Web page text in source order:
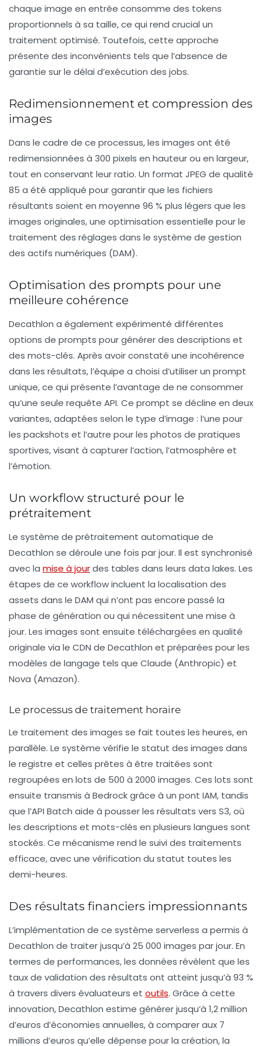
chaque image en entrée consomme des tokens
proportionnels à sa taille, ce qui rend crucial un
traitement optimisé. Toutefois, cette approche
présente des inconvénients tels que l’absence de
garantie sur le délai d’exécution des jobs.
Redimensionnement et compression des
images
Dans le cadre de ce processus, les images ont été
redimensionnées à 300 pixels en hauteur ou en largeur,
tout en conservant leurratio. Un format JPEG de qualité
85 a été appliqué pour garantir que les fichiers
résultants soient en moyenne 96 % plus légers que les
images originales, une optimisation essentielle pour le
traitement des réglages dans le système de gestion
des actifs numériques (DAM).
Optimisation des prompts pour une
meilleure cohérence
Decathlon a également expérimenté différentes
options de prompts pour générer des descriptions et
des mots-clés. Après avoir constaté une incohérence
dans les résultats, l’équipe a choisi d’utiliser un prompt
unique, ce qui présente l’avantage de ne consommer
qu’une seule requête API. Ce prompt se décline en deux
variantes, adaptées selon le type d’image : l’une pour
les packshots et l’autre pour les photos de pratiques
sportives, visant à capturer l’action, l’atmosphère et
l’émotion.
Un workflow structuré pour le
prétraitement
Le système de prétraitement automatique de
Decathlon se déroule une fois par jour. Il est synchronisé
avec la mise à jourdes tables dans leurs data lakes. Les
étapes de ce workflow incluent la localisation des
assets dans le DAM qui n’ont pas encore passé la
phase de génération ou qui nécessitent une mise à
jour. Les images sont ensuite téléchargées en qualité
originale via le CDN de Decathlon et préparées pour les
modèles de langage tels que Claude (Anthropic) et
Nova (Amazon).
Le processus de traitement horaire
Le traitement des images se fait toutes les heures, en
parallèle. Le système vérifie le statut des images dans
le registre et celles prêtes à être traitées sont
regroupées en lots de 500 à 2000 images. Ces lots sont
ensuite transmis à Bedrock grâce à un pont IAM, tandis
que l’API Batch aide à pousser les résultats vers S3, où
les descriptions et mots-clés en plusieurs langues sont
stockés. Ce mécanisme rend le suivi des traitements
efficace, avec une vérification du statut toutes les
demi-heures.
Des résultats financiers impressionnants
L’implémentation de ce système serverless a permis à
Decathlon de traiter jusqu’à 25 000 images par jour. En
termes de performances, les données révèlent que les
taux de validation des résultats ont atteint jusqu’à 93 %
à travers divers évaluateurs et outils. Grâce à cette
innovation, Decathlon estime générer jusqu’à 1,2 million
d’euros d’économies annuelles, à comparer aux 7
millions d’euros qu’elle dépense pour la création, la